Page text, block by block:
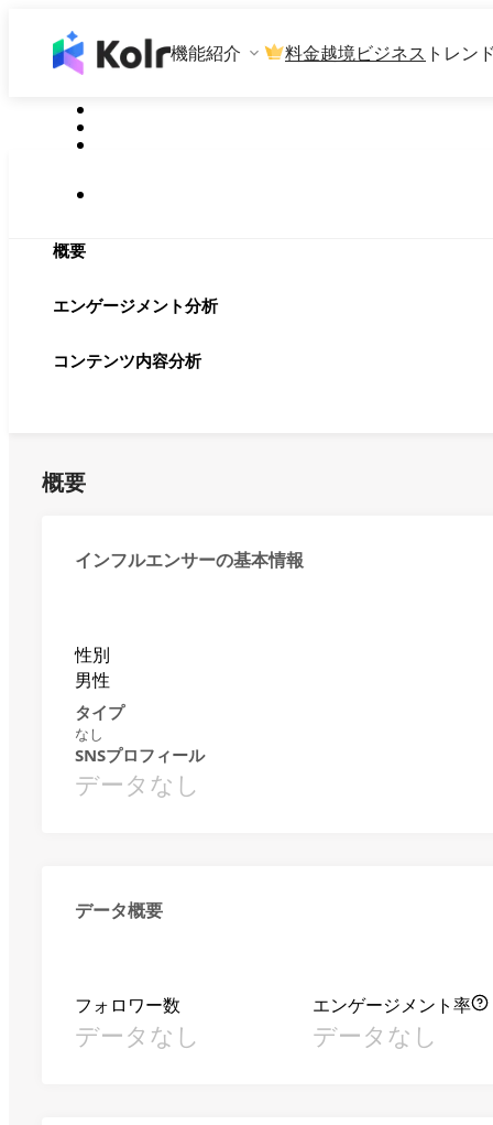
機能紹介 料金越境ビジネス トレン
概要
エンゲージメント分析
コンテンツ内容分析
概要
インフルエンサーの基本情報
性別
男性
タイプ
なし
SNSプロフィール
データなし
データ概要
フォロワー数
データなし
エンゲージメント率
データなし